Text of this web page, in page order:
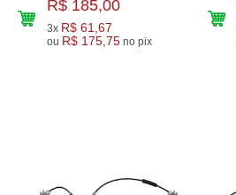
R$ 185,00
3x R$ 61,67
ou R$ 175,75 no pix